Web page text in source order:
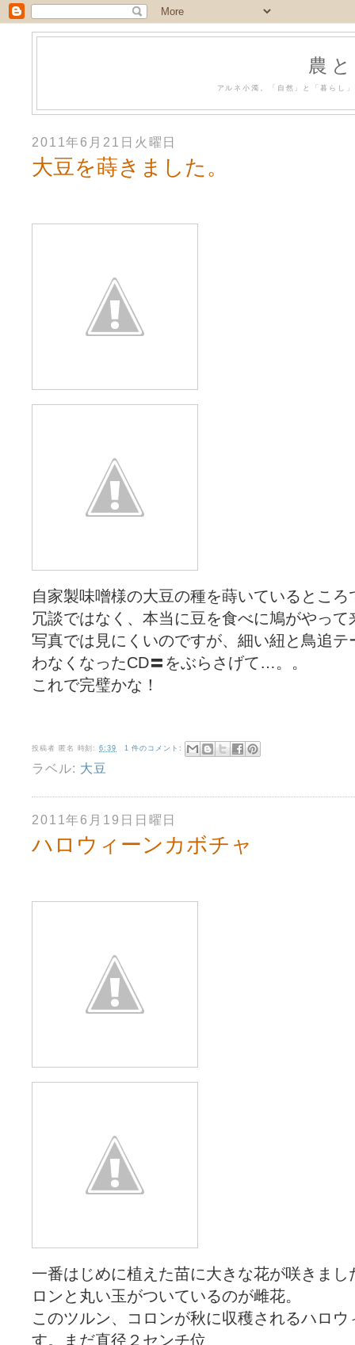
農
アルネ小濁。「自然」と「暮らし
2011年6月21日火曜日
大豆を蒔きました。
自家製味噌様の大豆の種を蒔いているところ
冗談ではなく、本当に豆を食べに鳩がやっ
写真では見にくいのですが、細い紐と鳥追
わなくなったCD〓をぶらさげて…。。
これで完璧かな！
投稿者 匿名 時刻:6:39 1 件のコメント:
ラベル: 大豆
2011年6月19日日曜日
ハロウィーンカボチャ
一番はじめに植えた苗に大きな花が咲きま
ロンと丸い玉がついているのが雌花。
このツルン、コロンが秋に収穫されるハロ
す。まだ直径２センチ位